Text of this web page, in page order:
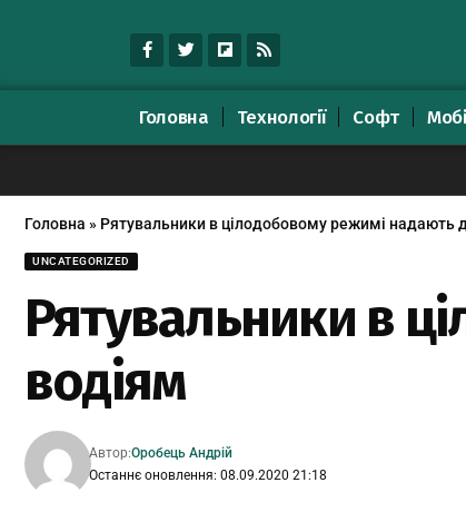
Головна Технології Софт
Головна » Рятувальники в цілодобовому режимі надають
UNCATEGORIZED
Рятувальники в
водіям
Останнє оновлення: 08.09.2020 21:18
Автор:Оробець Андрій